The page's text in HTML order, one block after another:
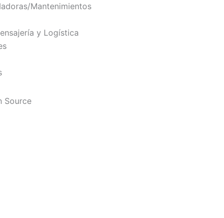
Mantenimientos
y Logística
Source